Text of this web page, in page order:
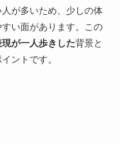
が多いため、少しの体
い面があります。この
現が一人歩きした背景と
ントです。